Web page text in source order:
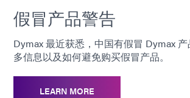
假冒产品警告
Dymax 最近获悉，中国有假冒 Dymax
多信息以及如何避免购买假冒产品。
LEARN MORE